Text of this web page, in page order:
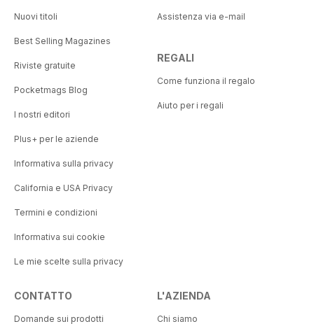
Nuovi titoli
Best Selling Magazines
Riviste gratuite
Pocketmags Blog
I nostri editori
Plus+ per le aziende
Informativa sulla privacy
California e USA Privacy
Termini e condizioni
Informativa sui cookie
Le mie scelte sulla privacy
Assistenza via e-mail
REGALI
Come funziona il regalo
Aiuto per i regali
CONTATTO
Domande sui prodotti
L'AZIENDA
Chi siamo